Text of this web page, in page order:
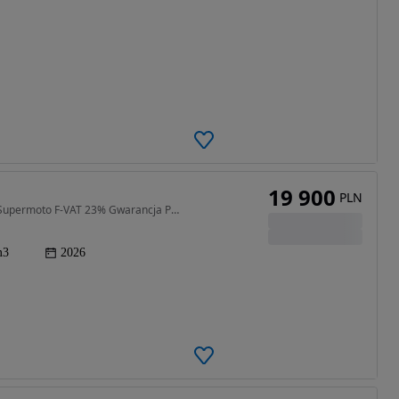
50 cm3 • 4 KM • Beta RR Motard 2T 50 Track 2026 Supermoto F-VAT 23% Gwarancja Promocja
2026
19 900 PLN